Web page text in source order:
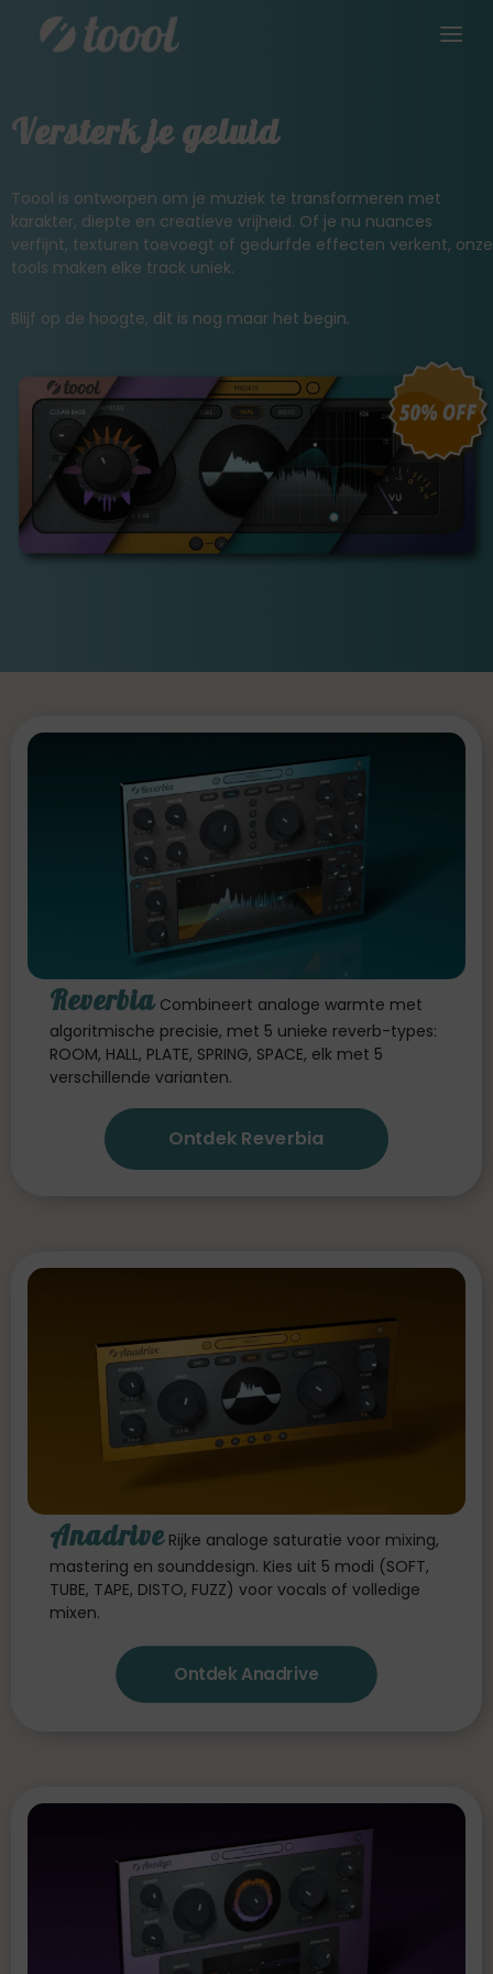
Versterk je geluid
Toool is ontworpen om je muziek te transformeren met
karakter, diepte en creatieve vrijheid. Of je nu nuances
verfijnt, texturen toevoegt of gedurfde effecten verkent, onze
tools maken elke track uniek.
Blijf op de hoogte, dit is nog maar het begin.
Reverbia Combineert analoge warmte met
algoritmische precisie, met 5 unieke reverb-types:
ROOM, HALL, PLATE, SPRING, SPACE, elk met 5
verschillende varianten.
Ontdek Reverbia
Anadrive Rijke analoge saturatie voor mixing,
mastering en sounddesign. Kies uit 5 modi (SOFT,
TUBE, TAPE, DISTO, FUZZ) voor vocals of volledige
mixen.
Ontdek Anadrive